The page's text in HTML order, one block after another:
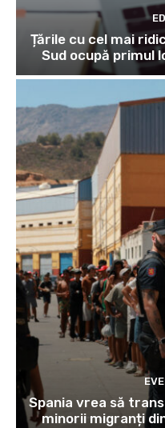
Țările cu cel mai
Sud ocupă primul
Spania vrea să
minorii migranți